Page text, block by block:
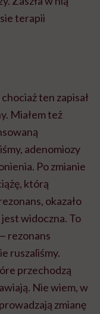
terapii
ten zapisał
Miałem też
adenomiozy
Po zmianie
którą
okazało
widoczna. To
rezonans
ruszaliśmy.
przechodzą
Nie wiem, w
zmianę